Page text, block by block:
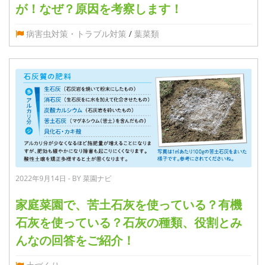
が！なぜ？原因を考察します！
病害虫対策・トラブル対策 / 葉菜類
2022年9月14日 - BY 菜園ナビ
家庭菜園で、苦土石灰を使っている？有機
石灰を使っている？石灰の種類、役割とみ
んなの回答をご紹介！